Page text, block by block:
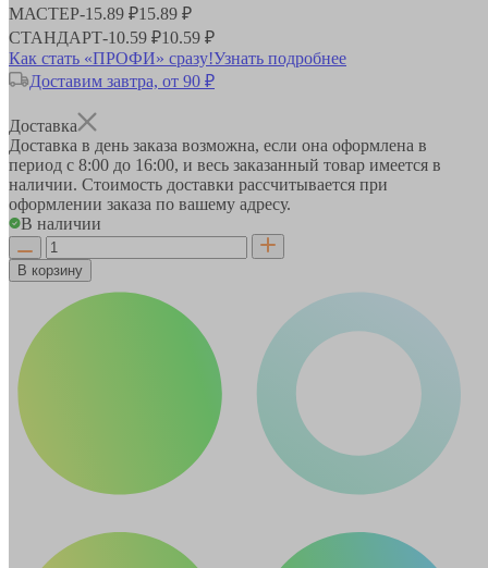
МАСТЕР-15.89 ₽15.89 ₽
СТАНДАРТ-10.59 ₽10.59 ₽
Как стать «ПРОФИ» сразу!Узнать подробнее
Доставим завтра, от 90 ₽
Доставка
Доставка в день заказа возможна, если она оформлена в
период с 8:00 до 16:00, и весь заказанный товар имеется в
наличии. Стоимость доставки рассчитывается при
оформлении заказа по вашему адресу.
В наличии
В корзину